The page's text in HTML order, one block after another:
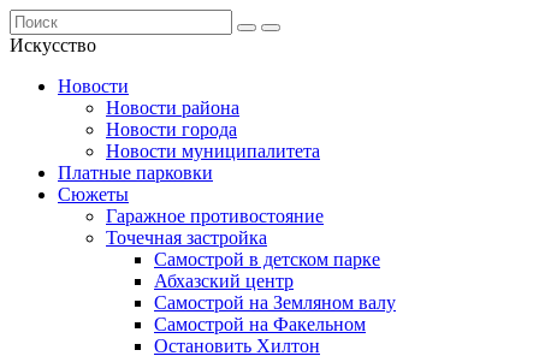
Искусство
Новости
Новости района
Новости города
Новости муниципалитета
Платные парковки
Сюжеты
Гаражное противостояние
Точечная застройка
Самострой в детском парке
Абхазский центр
Самострой на Земляном валу
Самострой на Факельном
Остановить Хилтон